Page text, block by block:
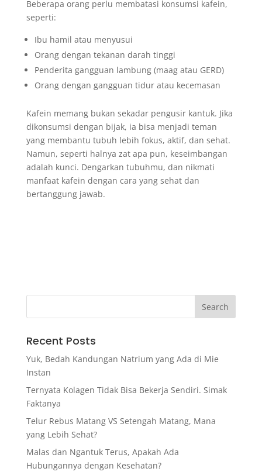
Beberapa orang perlu membatasi konsumsi kafein,
seperti:
Ibu hamil atau menyusui
Orang dengan tekanan darah tinggi
Penderita gangguan lambung (maag atau GERD)
Orang dengan gangguan tidur atau kecemasan
Kafein memang bukan sekadar pengusir kantuk. Jika
dikonsumsi dengan bijak, ia bisa menjadi teman
yang membantu tubuh lebih fokus, aktif, dan sehat.
Namun, seperti halnya zat apa pun, keseimbangan
adalah kunci. Dengarkan tubuhmu, dan nikmati
manfaat kafein dengan cara yang sehat dan
bertanggung jawab.
Recent Posts
Yuk, Bedah Kandungan Natrium yang Ada di Mie
Instan
Ternyata Kolagen Tidak Bisa Bekerja Sendiri. Simak
Faktanya
Telur Rebus Matang VS Setengah Matang, Mana
yang Lebih Sehat?
Malas dan Ngantuk Terus, Apakah Ada
Hubungannya dengan Kesehatan?